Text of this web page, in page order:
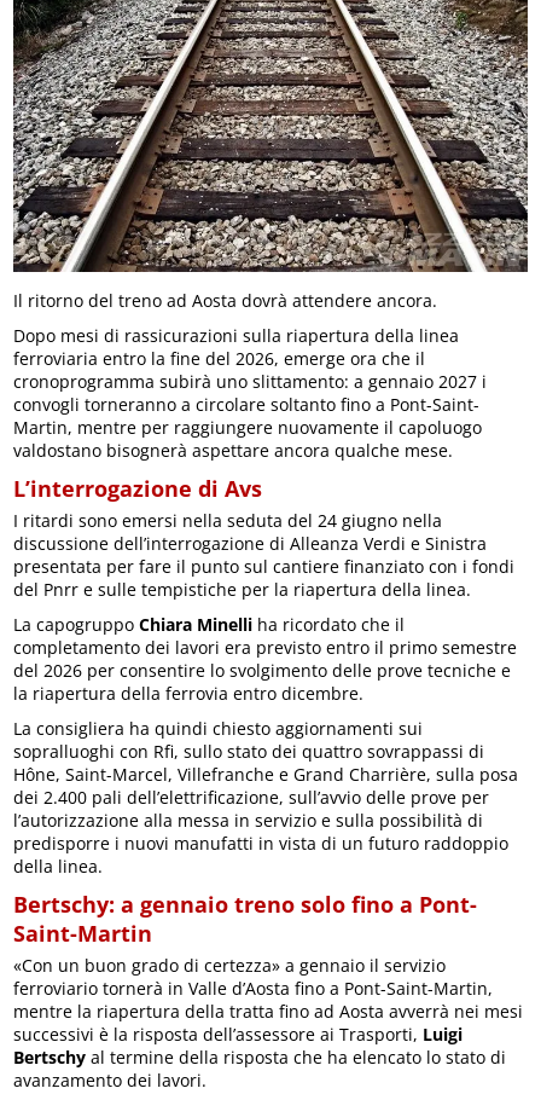
Il ritorno del treno ad Aosta dovrà attendere ancora.
Dopo mesi di rassicurazioni sulla riapertura della linea
ferroviaria entro la fine del 2026, emerge ora che il
cronoprogramma subirà uno slittamento: a gennaio 2027 i
convogli torneranno a circolare soltanto fino a Pont-Saint-
Martin, mentre per raggiungere nuovamente il capoluogo
valdostano bisognerà aspettare ancora qualche mese.
L’interrogazione di Avs
I ritardi sono emersi nella seduta del 24 giugno nella
discussione dell’interrogazione di Alleanza Verdi e Sinistra
presentata per fare il punto sul cantiere finanziato con i fondi
del Pnrr e sulle tempistiche per la riapertura della linea.
La capogruppo Chiara Minelli ha ricordato che il
completamento dei lavori era previsto entro il primo semestre
del 2026 per consentire lo svolgimento delle prove tecniche e
la riapertura della ferrovia entro dicembre.
La consigliera ha quindi chiesto aggiornamenti sui
sopralluoghi con Rfi, sullo stato dei quattro sovrappassi di
Hône, Saint-Marcel, Villefranche e Grand Charrière, sulla posa
dei 2.400 pali dell’elettrificazione, sull’avvio delle prove per
l’autorizzazione alla messa in servizio e sulla possibilità di
predisporre i nuovi manufatti in vista di un futuro raddoppio
della linea.
Bertschy: a gennaio treno solo fino a Pont-
Saint-Martin
«Con un buon grado di certezza» a gennaio il servizio
ferroviario tornerà in Valle d’Aosta fino a Pont-Saint-Martin,
mentre la riapertura della tratta fino ad Aosta avverrà nei mesi
successivi è la risposta dell’assessore ai Trasporti, Luigi
Bertschy al termine della risposta che ha elencato lo stato di
avanzamento dei lavori.